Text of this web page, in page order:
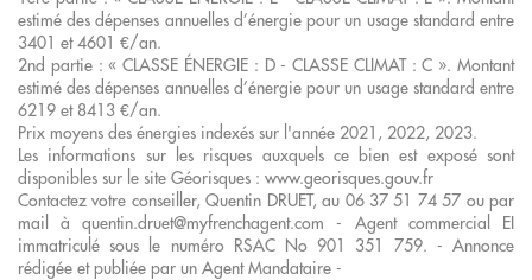
estimé des dépenses annuelles d’énergie pour un usage standard entre
3401 et 4601 €/an.
2nd partie : « CLASSE ÉNERGIE : D - CLASSE CLIMAT : C ». Montant
estimé des dépenses annuelles d’énergie pour un usage standard entre
6219 et 8413 €/an.
Prix moyens des énergies indexés sur l'année 2021, 2022, 2023.
Les informations sur les risques auxquels ce bien est exposé sont
disponibles sur le site Géorisques : www.georisques.gouv.fr
Contactez votre conseiller, Quentin DRUET, au 06 37 51 74 57 ou par
mail à quentin.druet@myfrenchagent.com - Agent commercial EI
immatriculé sous le numéro RSAC No 901 351 759. - Annonce
rédigée et publiée par un Agent Mandataire -